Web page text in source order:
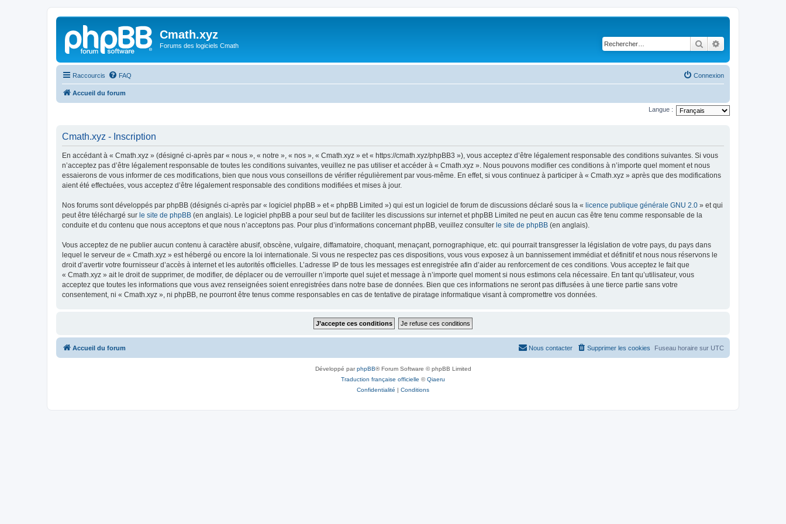
Cmath.xyz
Forums des logiciels Cmath Rechercher
Raccourcis FAQ Connexion
Accueil du forum
Langue :
Cmath.xyz - Inscription
En accédant à « Cmath.xyz » (désigné ci-après par « nous », « notre », « nos », « Cmath.xyz » et « https://cmath.xyz/phpBB3 »), vous acceptez d’être légalement responsable des conditions suivantes. Si vous
n’acceptez pas d’être légalement responsable de toutes les conditions suivantes, veuillez ne pas utiliser et accéder à « Cmath.xyz ». Nous pouvons modifier ces conditions à n’importe quel moment et nous
essaierons de vous informer de ces modifications, bien que nous vous conseillons de vérifier régulièrement par vous-même. En effet, si vous continuez à participer à « Cmath.xyz » après que des modifications
aient été effectuées, vous acceptez d’être légalement responsable des conditions modifiées et mises à jour.
Nos forums sont développés par phpBB (désignés ci-après par « logiciel phpBB » et « phpBB Limited ») qui est un logiciel de forum de discussions déclaré sous la « licence publique générale GNU 2.0 » et qui
peut être téléchargé sur le site de phpBB (en anglais). Le logiciel phpBB a pour seul but de faciliter les discussions sur internet et phpBB Limited ne peut en aucun cas être tenu comme responsable de la
conduite et du contenu que nous acceptons et que nous n’acceptons pas. Pour plus d’informations concernant phpBB, veuillez consulter le site de phpBB (en anglais).
Vous acceptez de ne publier aucun contenu à caractère abusif, obscène, vulgaire, diffamatoire, choquant, menaçant, pornographique, etc. qui pourrait transgresser la législation de votre pays, du pays dans
lequel le serveur de « Cmath.xyz » est hébergé ou encore la loi internationale. Si vous ne respectez pas ces dispositions, vous vous exposez à un bannissement immédiat et définitif et nous nous réservons le
droit d’avertir votre fournisseur d’accès à internet et les autorités officielles. L’adresse IP de tous les messages est enregistrée afin d’aider au renforcement de ces conditions. Vous acceptez le fait que
« Cmath.xyz » ait le droit de supprimer, de modifier, de déplacer ou de verrouiller n’importe quel sujet et message à n’importe quel moment si nous estimons cela nécessaire. En tant qu’utilisateur, vous
acceptez que toutes les informations que vous avez renseignées soient enregistrées dans notre base de données. Bien que ces informations ne seront pas diffusées à une tierce partie sans votre
consentement, ni « Cmath.xyz », ni phpBB, ne pourront être tenus comme responsables en cas de tentative de piratage informatique visant à compromettre vos données.
Accueil du forum Fuseau horaire sur UTC
Supprimer les cookies
Nous contacter
Développé parphpBB® Forum Software © phpBB Limited
Traduction française officielle ©Qiaeru
Confidentialité | Conditions